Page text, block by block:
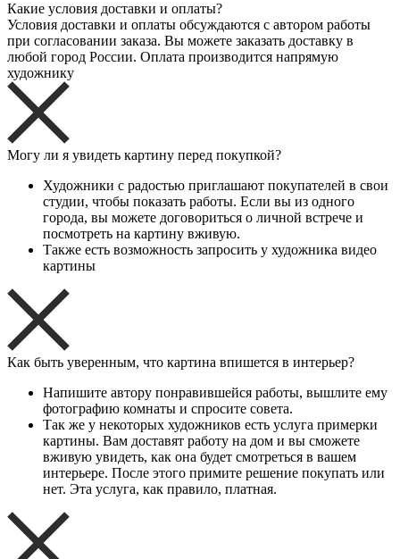
Какие условия доставки и оплаты?
Условия доставки и оплаты обсуждаются с автором работы
при согласовании заказа. Вы можете заказать доставку в
любой город России. Оплата производится напрямую
художнику
Могу ли я увидеть картину перед покупкой?
Художники с радостью приглашают покупателей в свои
студии, чтобы показать работы. Если вы из одного
города, вы можете договориться о личной встрече и
посмотреть на картину вживую.
Также есть возможность запросить у художника видео
картины
Как быть уверенным, что картина впишется в интерьер?
Напишите автору понравившейся работы, вышлите ему
фотографию комнаты и спросите совета.
Так же у некоторых художников есть услуга примерки
картины. Вам доставят работу на дом и вы сможете
вживую увидеть, как она будет смотреться в вашем
интерьере. После этого примите решение покупать или
нет. Эта услуга, как правило, платная.